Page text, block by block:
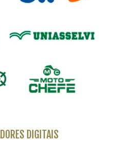
DIGITAIS